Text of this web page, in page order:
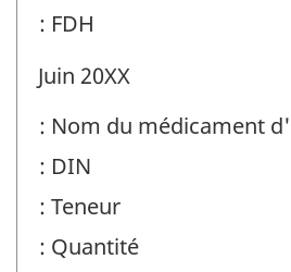
: FDH
Juin 20XX
: Nom du médicament
: DIN
: Teneur
: Quantité